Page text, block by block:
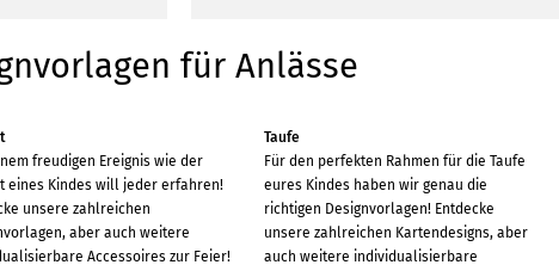
für Anlässe
freudigen Ereignis wie der
eines Kindes will jeder erfahren!
unsere zahlreichen
aber auch weitere
Accessoires zur Feier!
Taufe
Für den perfekten Rahmen für die Taufe
eures Kindes haben wir genau die
richtigen Designvorlagen! Entdecke
unsere zahlreichen Kartendesigns, aber
auch weitere individualisierbare